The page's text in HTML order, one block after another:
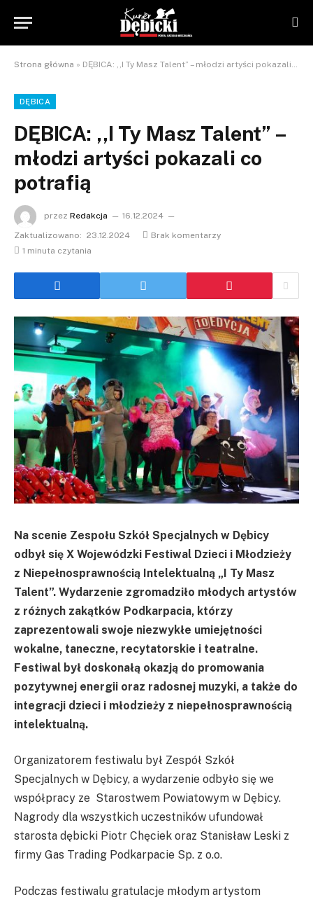
Strona główna » DĘBICA: ,,I Ty Masz Talent” – młodzi artyści pokazali co potrafią
DĘBICA
DĘBICA: ,,I Ty Masz Talent” –
młodzi artyści pokazali co
potrafią
przez Redakcja
16.12.2024
Zaktualizowano: 23.12.2024
Brak komentarzy
1 minuta czytania
Na scenie Zespołu Szkół Specjalnych w Dębicy
odbył się X Wojewódzki Festiwal Dzieci i Młodzieży
z Niepełnosprawnością Intelektualną „I Ty Masz
Talent”. Wydarzenie zgromadziło młodych artystów
z różnych zakątków Podkarpacia, którzy
zaprezentowali swoje niezwykłe umiejętności
wokalne, taneczne, recytatorskie i teatralne.
Festiwal był doskonałą okazją do promowania
pozytywnej energii oraz radosnej muzyki, a także do
integracji dzieci i młodzieży z niepełnosprawnością
intelektualną.
Organizatorem festiwalu był Zespół Szkół
Specjalnych w Dębicy, a wydarzenie odbyło się we
współpracy ze Starostwem Powiatowym w Dębicy.
Nagrody dla wszystkich uczestników ufundował
starosta dębicki Piotr Chęciek oraz Stanisław Leski z
firmy Gas Trading Podkarpacie Sp. z o.o.
Podczas festiwalu gratulacje młodym artystom